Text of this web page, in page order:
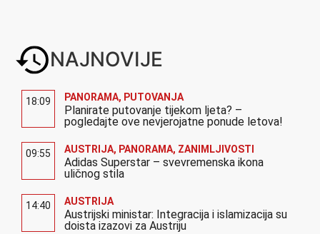
NAJNOVIJE
18:09 PANORAMA, PUTOVANJA
Planirate putovanje tijekom ljeta? –
pogledajte ove nevjerojatne ponude letova!
09:55 AUSTRIJA, PANORAMA, ZANIMLJIVOSTI
Adidas Superstar – svevremenska ikona
uličnog stila
14:40 AUSTRIJA
Austrijski ministar: Integracija i islamizacija su
doista izazovi za Austriju